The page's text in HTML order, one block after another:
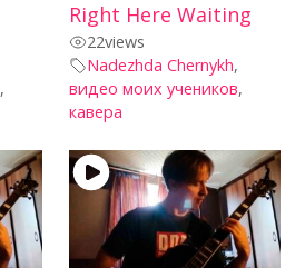
,
Right Here Waiting
22views
Nadezhda Chernykh,
видео моих учеников,
кавера